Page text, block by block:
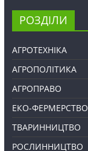
РОЗДІЛИ
АГРОТЕХНІКА
АГРОПОЛІТИКА
АГРОПРАВО
ЕКО-ФЕРМЕРСТВО
ТВАРИННИЦТВО
РОСЛИННИЦТВО